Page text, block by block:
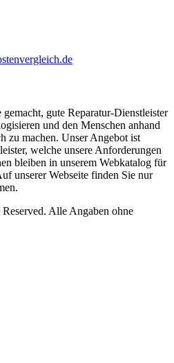
gute Reparatur-Dienstleister
und den Menschen anhand
zu machen. Unser Angebot ist
welche unsere Anforderungen
bleiben in unserem Webkatalog für
unserer Webseite finden Sie nur
Alle Angaben ohne